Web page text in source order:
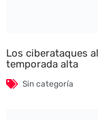
Los ciberataques
temporada alta
Sin categoría